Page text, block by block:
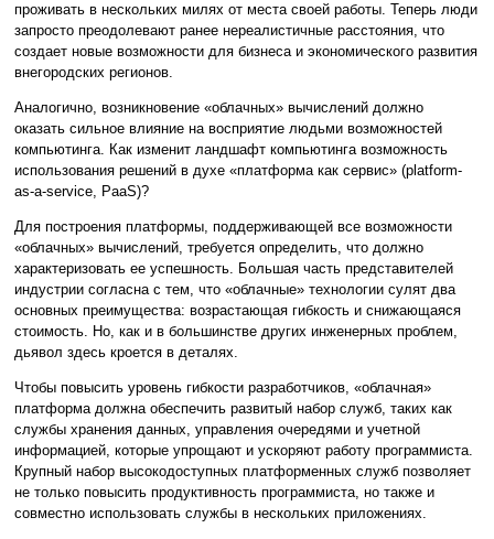
проживать в нескольких милях от места своей работы. Теперь люди
запросто преодолевают ранее нереалистичные расстояния, что
создает новые возможности для бизнеса и экономического развития
внегородских регионов.
Аналогично, возникновение «облачных» вычислений должно
оказать сильное влияние на восприятие людьми возможностей
компьютинга. Как изменит ландшафт компьютинга возможность
использования решений в духе «платформа как сервис» (platform-
as-a-service, PaaS)?
Для построения платформы, поддерживающей все возможности
«облачных» вычислений, требуется определить, что должно
характеризовать ее успешность. Большая часть представителей
индустрии согласна с тем, что «облачные» технологии сулят два
основных преимущества: возрастающая гибкость и снижающаяся
стоимость. Но, как и в большинстве других инженерных проблем,
дьявол здесь кроется в деталях.
Чтобы повысить уровень гибкости разработчиков, «облачная»
платформа должна обеспечить развитый набор служб, таких как
службы хранения данных, управления очередями и учетной
информацией, которые упрощают и ускоряют работу программиста.
Крупный набор высокодоступных платформенных служб позволяет
не только повысить продуктивность программиста, но также и
совместно использовать службы в нескольких приложениях.